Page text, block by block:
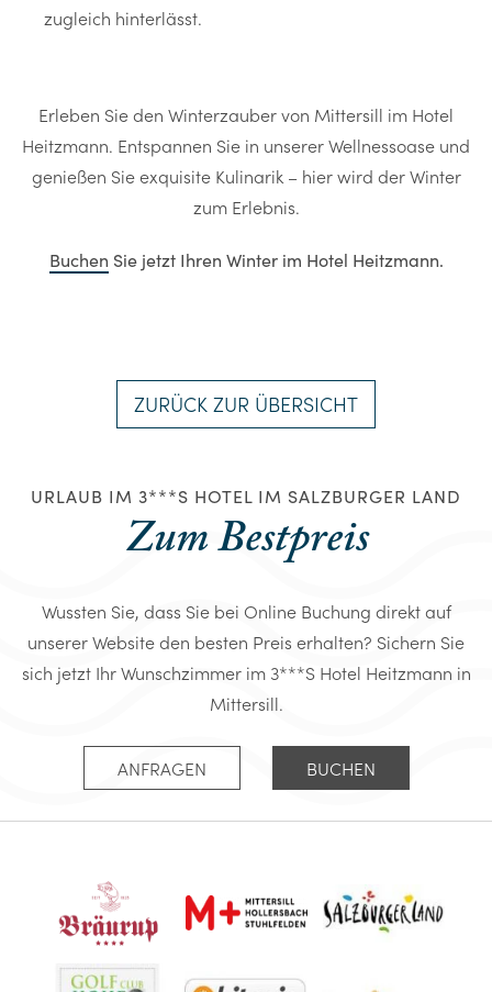
zugleich hinterlässt.
Erleben Sie den Winterzauber von Mittersill im Hotel
Heitzmann. Entspannen Sie in unserer Wellnessoase und
genießen Sie exquisite Kulinarik – hier wird der Winter
zum Erlebnis.
Buchen Sie jetzt Ihren Winter im Hotel Heitzmann.
ZURÜCK ZUR ÜBERSICHT
URLAUB IM 3***S HOTEL IM SALZBURGER LAND
Zum Bestpreis
Wussten Sie, dass Sie bei Online Buchung direkt auf
unserer Website den besten Preis erhalten? Sichern Sie
sich jetzt Ihr Wunschzimmer im 3***S Hotel Heitzmann in
Mittersill.
ANFRAGEN BUCHEN